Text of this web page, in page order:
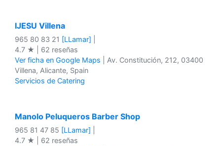
IJESU Villena
965 80 83 21 [LLamar]
4.7 ★ | 62 reseñas
Ver ficha en Google Maps | Av. Constitución, 212, 03400
Villena, Alicante, Spain
Servicios de Catering
Manolo Peluqueros Barber Shop
965 81 47 85 [LLamar]
4.7 ★ | 62 reseñas